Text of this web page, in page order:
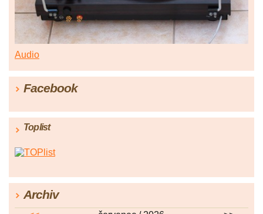
Audio
Facebook
Toplist
Archiv